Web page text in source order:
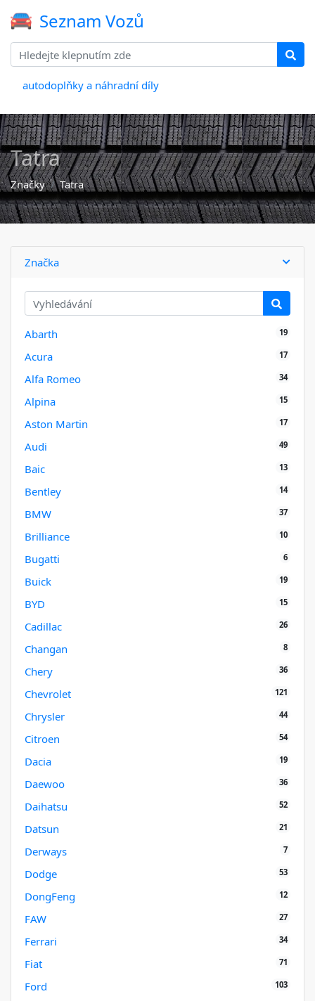
Seznam Vozů
autodoplňky a náhradní díly
Tatra
Značky Tatra
Značka
Abarth 19
Acura 17
Alfa Romeo 34
Alpina 15
Aston Martin 17
Audi 49
Baic 13
Bentley 14
BMW 37
Brilliance 10
Bugatti 6
Buick 19
BYD 15
Cadillac 26
Changan 8
Chery 36
Chevrolet 121
Chrysler 44
Citroen 54
Dacia 19
Daewoo 36
Daihatsu 52
Datsun 21
Derways 7
Dodge 53
DongFeng 12
FAW 27
Ferrari 34
Fiat 71
Ford 103